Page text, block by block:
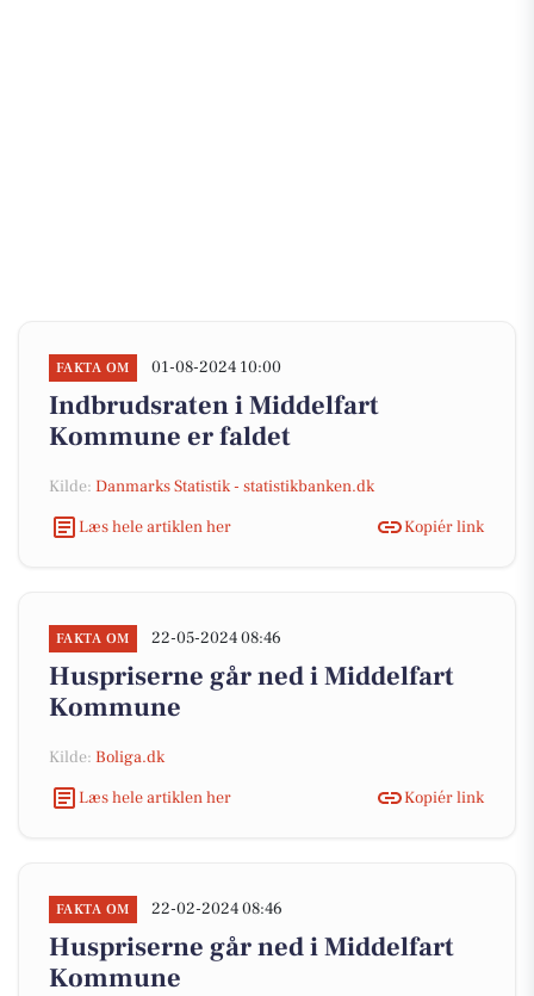
FAKTA OM 01-08-2024 10:00
Indbrudsraten i Middelfart
Kommune er faldet
Kilde: Danmarks Statistik - statistikbanken.dk
Læs hele artiklen her
Kopiér link
FAKTA OM 22-05-2024 08:46
Huspriserne går ned i Middelfart
Kommune
Kilde: Boliga.dk
Læs hele artiklen her
Kopiér link
FAKTA OM 22-02-2024 08:46
Huspriserne går ned i Middelfart
Kommune